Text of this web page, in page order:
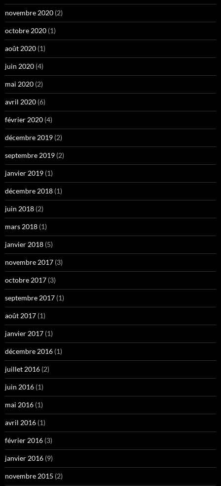
novembre 2020 (2)
octobre 2020 (1)
août 2020 (1)
juin 2020 (4)
mai 2020 (2)
avril 2020 (6)
février 2020 (4)
décembre 2019 (2)
septembre 2019 (2)
janvier 2019 (1)
décembre 2018 (1)
juin 2018 (2)
mars 2018 (1)
janvier 2018 (5)
novembre 2017 (3)
octobre 2017 (3)
septembre 2017 (1)
août 2017 (1)
janvier 2017 (1)
décembre 2016 (1)
juillet 2016 (2)
juin 2016 (1)
mai 2016 (1)
avril 2016 (1)
février 2016 (3)
janvier 2016 (9)
novembre 2015 (2)